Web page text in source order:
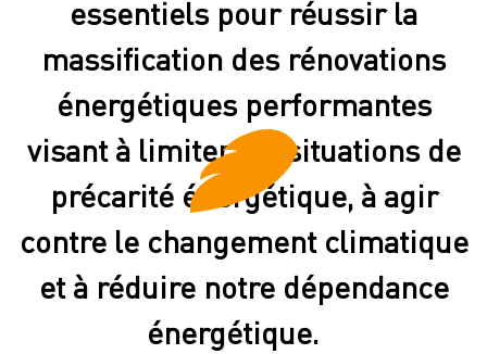
essentiels pour réussir la
massification des rénovations
énergétiques performantes
visant à limiter les situations de
précarité énergétique, à agir
contre le changement climatique
et à réduire notre dépendance
énergétique.